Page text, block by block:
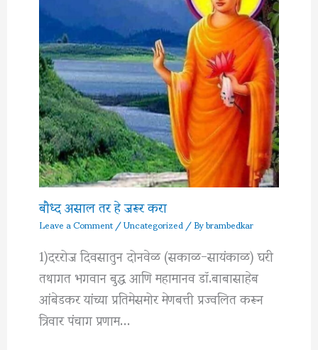
बौध्द असाल तर हे जरूर करा
Leave a Comment/Uncategorized/ Bybrambedkar
1)दररोज दिवसातुन दोनवेळ (सकाळ-सायंकाळ) घरी
तथागत भगवान बुद्ध आणि महामानव डॉ.बाबासाहेब
आंबेडकर यांच्या प्रतिमेसमोर मेणबत्ती प्रज्वलित करून
त्रिवार पंचाग प्रणाम…